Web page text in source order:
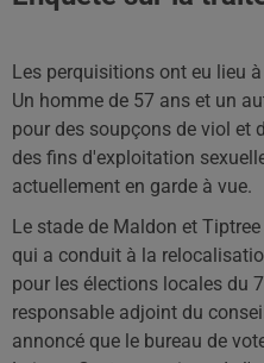
Les perquisitions ont eu lieu
Un homme de 57 ans et un
pour des soupçons de viol et
des fins d'exploitation
actuellement en garde à vue.
Le stade de Maldon et
qui a conduit à la
pour les élections locales du
responsable adjoint du
annoncé que le bureau de